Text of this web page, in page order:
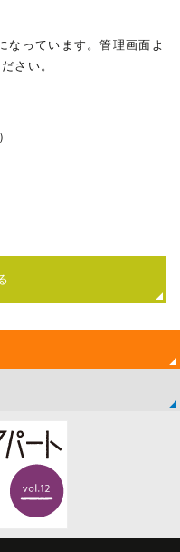
なっています。管理画面よ
さい。